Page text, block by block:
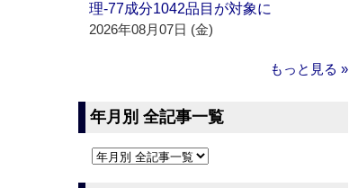
理‐77成分1042品目が対象に
2026年08月07日 (金)
もっと見る »
年月別 全記事一覧